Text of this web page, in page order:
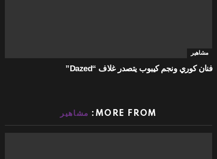
مشاهير
فنان كوري ونجم كيبوب يتصدر غلاف “Dazed”
MORE FROM: مشاهير